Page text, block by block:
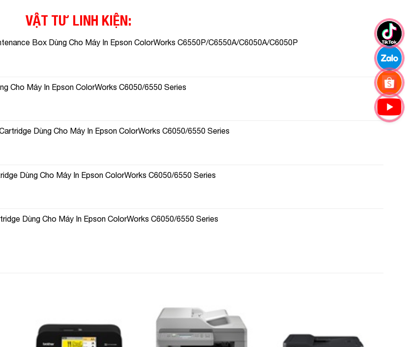
VẬT TƯ LINH KIỆN:
Box Dùng Cho Máy In Epson ColorWorks C6550P/C6550A/C6050A/C6050P
Cho Máy In Epson ColorWorks C6050/6550 Series
Dùng Cho Máy In Epson ColorWorks C6050/6550 Series
Dùng Cho Máy In Epson ColorWorks C6050/6550 Series
Dùng Cho Máy In Epson ColorWorks C6050/6550 Series
Add to
Wishlist
Add to
Wishlist